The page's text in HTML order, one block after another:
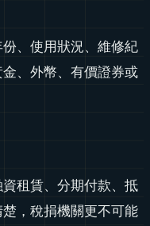
、使用狀況、維修紀
、外幣、有價證券或
租賃、分期付款、抵
，稅捐機關更不可能